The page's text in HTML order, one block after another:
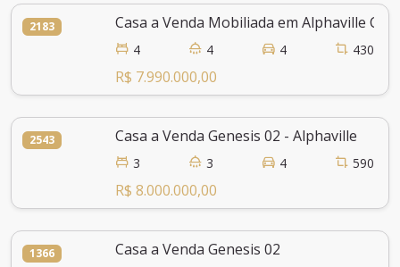
2183 Casa a Venda Mobiliada em Alphaville
4 4 4 430
R$ 7.990.000,00
2543 Casa a Venda Genesis 02 - Alphaville
3 3 4 590
R$ 8.000.000,00
1366 Casa a Venda Genesis 02